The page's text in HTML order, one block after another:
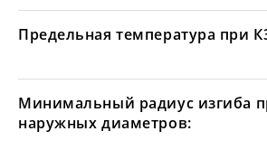
Предельная температура при
Минимальный радиус изгиба
наружных диаметров: